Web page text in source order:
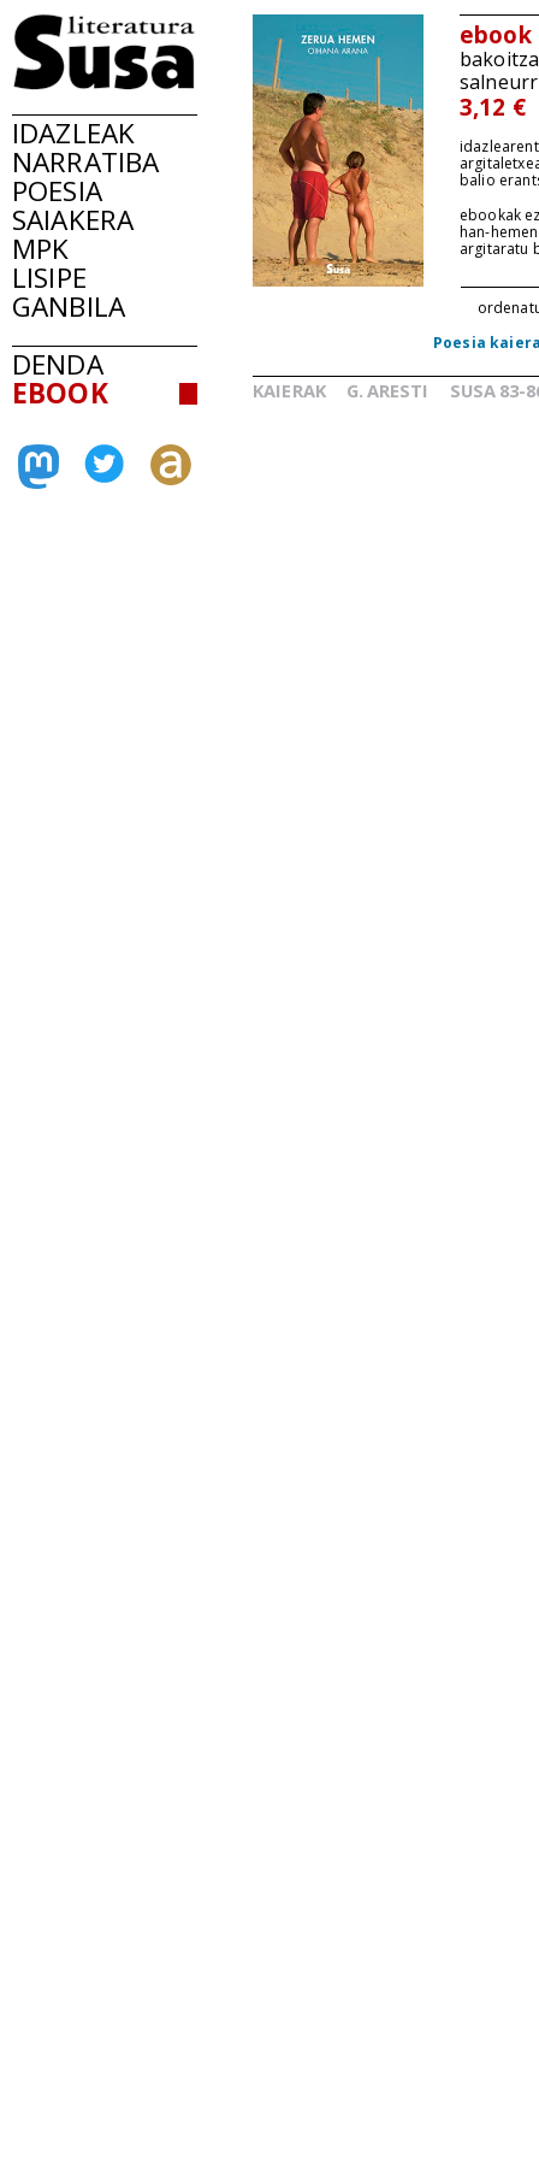
IDAZLEAK
NARRATIBA
POESIA
SAIAKERA
MPK
LISIPE
GANBILA
DENDA
EBOOK
ebook
3,12 €
balio
ebookak
han-
argitaratu
Poesia
KAIERAK G. ARESTI SUSA 83-